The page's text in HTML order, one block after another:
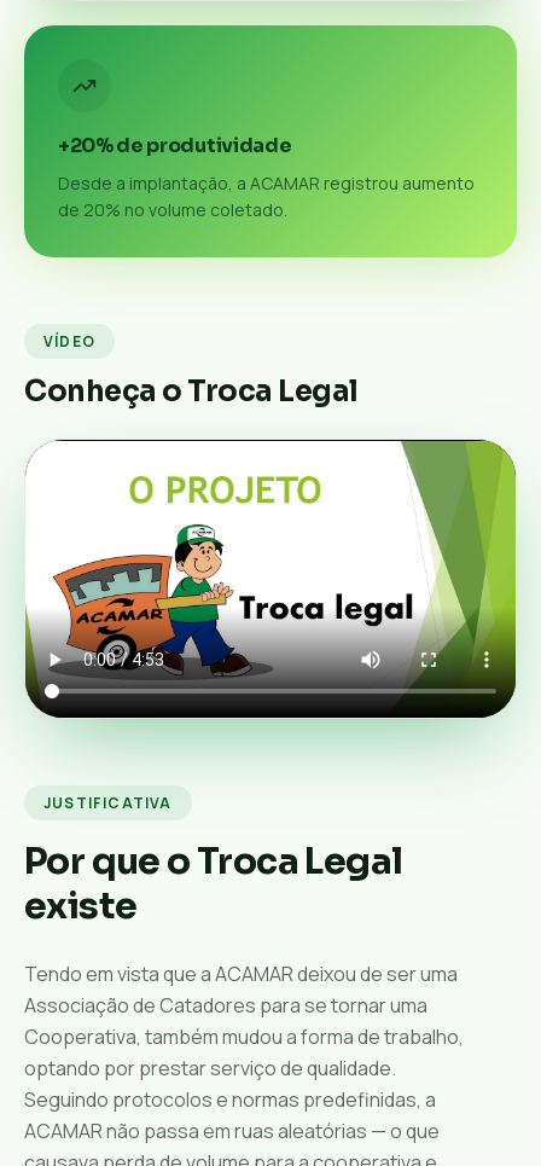
+20% de produtividade
Desde a implantação, a ACAMAR registrou aumento
de 20% no volume coletado.
VÍDEO
Conheça o Troca Legal
JUSTIFICATIVA
Por que o Troca Legal
existe
Tendo em vista que a ACAMAR deixou de ser uma
Associação de Catadores para se tornar uma
Cooperativa, também mudou a forma de trabalho,
optando por prestar serviço de qualidade.
Seguindo protocolos e normas predefinidas, a
ACAMAR não passa em ruas aleatórias — o que